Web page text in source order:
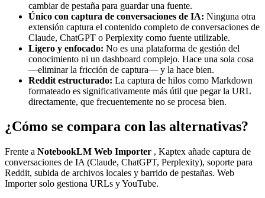
cambiar de pestaña para guardar una fuente.
Único con captura de conversaciones de IA: Ninguna otra
extensión captura el contenido completo de conversaciones de
Claude, ChatGPT o Perplexity como fuente utilizable.
Ligero y enfocado: No es una plataforma de gestión del
conocimiento ni un dashboard complejo. Hace una sola cosa
—eliminar la fricción de captura— y la hace bien.
Reddit estructurado: La captura de hilos como Markdown
formateado es significativamente más útil que pegar la URL
directamente, que frecuentemente no se procesa bien.
¿Cómo se compara con las alternativas?
Frente a NotebookLM Web Importer , Kaptex añade captura de
conversaciones de IA (Claude, ChatGPT, Perplexity), soporte para
Reddit, subida de archivos locales y barrido de pestañas. Web
Importer solo gestiona URLs y YouTube.